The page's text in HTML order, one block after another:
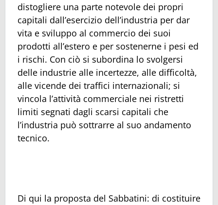
distogliere una parte notevole dei propri
capitali dall’esercizio dell’industria per dar
vita e sviluppo al commercio dei suoi
prodotti all’estero e per sostenerne i pesi ed
i rischi. Con ciò si subordina lo svolgersi
delle industrie alle incertezze, alle difficoltà,
alle vicende dei traffici internazionali; si
vincola l’attività commerciale nei ristretti
limiti segnati dagli scarsi capitali che
l’industria può sottrarre al suo andamento
tecnico.
Di qui la proposta del Sabbatini: di costituire